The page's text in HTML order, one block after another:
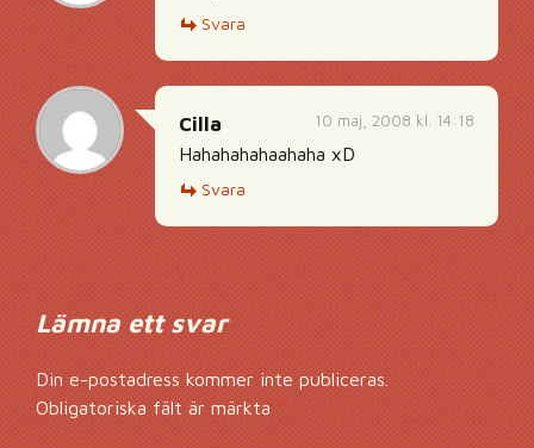
Svara
10 maj, 2008 kl. 14:18
Cilla
Hahahahahaahaha xD
Svara
Lämna ett svar
Din e-postadress kommer inte publiceras.
Obligatoriska fält är märkta*